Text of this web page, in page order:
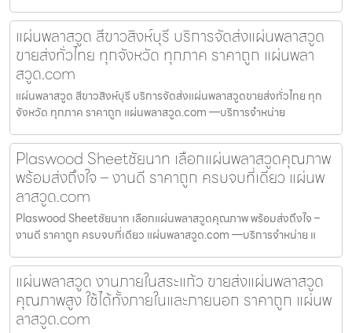
แผ่นพลาสวูด สีขาวสิงห์บุรี บริการจัดส่งแผ่นพลาสวูด
ขายส่งทั่วไทย ทุกจังหวัด ทุกภาค ราคาถูก แผ่นพลา
สวูด.com
แผ่นพลาสวูด สีขาวสิงห์บุรี บริการจัดส่งแผ่นพลาสวูดขายส่งทั่วไทย ทุก
จังหวัด ทุกภาค ราคาถูก แผ่นพลาสวูด.com —บริการจำหน่าย
Plaswood Sheetชัยนาท เลือกแผ่นพลาสวูดคุณภาพ
พร้อมส่งถึงใจ – งานดี ราคาถูก ครบจบที่เดียว แผ่นพ
ลาสวูด.com
Plaswood Sheetชัยนาท เลือกแผ่นพลาสวูดคุณภาพ พร้อมส่งถึงใจ –
งานดี ราคาถูก ครบจบที่เดียว แผ่นพลาสวูด.com —บริการจำหน่าย แ
แผ่นพลาสวูด งานภายในสระแก้ว ขายส่งแผ่นพลาสวูด
คุณภาพสูง ใช้ได้ทั้งภายในและภายนอก ราคาถูก แผ่นพ
ลาสวูด.com